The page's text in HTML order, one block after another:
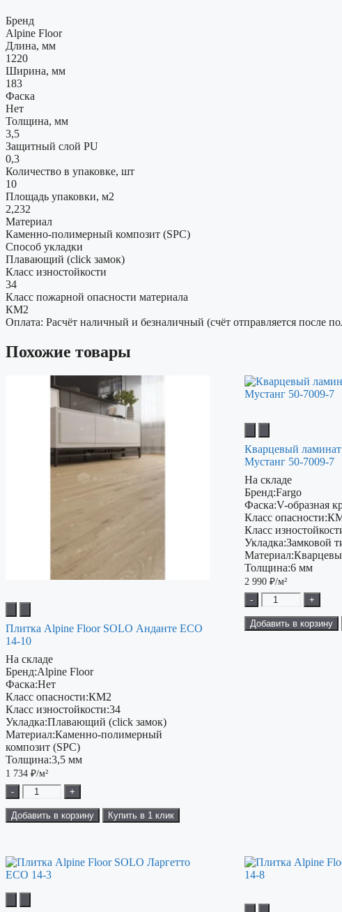
Бренд
Alpine Floor
Длина, мм
1220
Ширина, мм
183
Фаска
Нет
Толщина, мм
3,5
Защитный слой PU
0,3
Количество в упаковке, шт
10
Площадь упаковки, м2
2,232
Материал
Каменно-полимерный композит (SPC)
Способ укладки
Плавающий (click замок)
Класс изностойкости
34
Класс пожарной опасности материала
КМ2
Оплата: Расчёт наличный и безналичный (счёт отправляется после
Похожие товары
Плитка Alpine Floor SOLO Анданте ЕСО
14-10
На складе
Бренд:Alpine Floor
Фаска:Нет
Класс опасности:КМ2
Класс изностойкости:34
Укладка:Плавающий (click замок)
Материал:Каменно-полимерный
композит (SPC)
Толщина:3,5 мм
1 734 ₽/м²
-
+
Добавить в корзину Купить в 1 клик
Кварцевый
Мустанг 50-7009-7
На складе
Бренд:Fargo
Фаска:V-образная
Класс опасности:
Класс
Укладка:Замковой
Материал:
Толщина:6 мм
2 990₽/м²
-
+
Добавить в корзину